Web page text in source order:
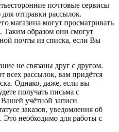
почтовые сервисы
отправки рассылок.
магазина могут просматривать
Таким образом они смогут
почты из списка, если Вы
не связаны друг с другом.
всех рассылок, вам придётся
Однако, даже, если вы
получать письма с
учётной записи
заказов, уведомления об
Это необходимо для работы с